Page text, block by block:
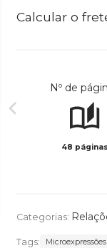
Calcular o
Nº de
48 páginas
Categorias:
Tags: Microexpressões